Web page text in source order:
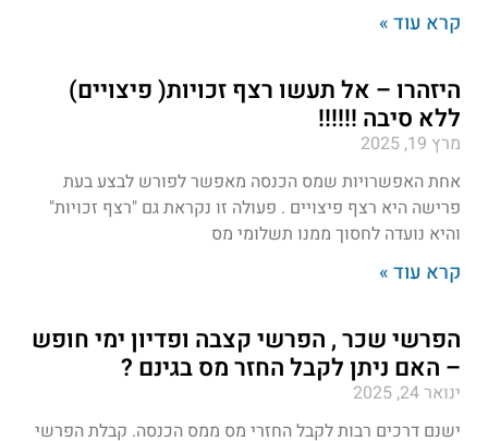
קרא עוד »
היזהרו – אל תעשו רצף זכויות( פיצויים)
ללא סיבה !!!!!!
מרץ 19, 2025
אחת האפשרויות שמס הכנסה מאפשר לפורש לבצע בעת
פרישה היא רצף פיצויים . פעולה זו נקראת גם "רצף זכויות"
והיא נועדה לחסוך ממנו תשלומי מס
קרא עוד »
הפרשי שכר , הפרשי קצבה ופדיון ימי חופש
– האם ניתן לקבל החזר מס בגינם ?
ינואר 24, 2025
ישנם דרכים רבות לקבל החזרי מס ממס הכנסה. קבלת הפרשי